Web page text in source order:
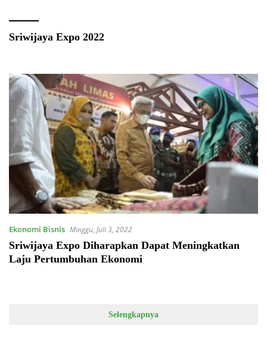
Sriwijaya Expo 2022
Ekonomi Bisnis Minggu, Juli 3, 2022
Sriwijaya Expo Diharapkan Dapat Meningkatkan
Laju Pertumbuhan Ekonomi
Selengkapnya